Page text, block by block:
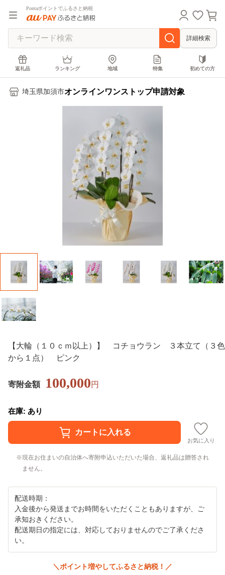
Pontaポイントでふるさと納税
詳細検索
返礼品 ランキング 地域 特集 初めての方
埼玉県加須市オンラインワンストップ申請対象
【大輪（１０ｃｍ以上）】 コチョウラン ３本立て（３色
から１点） ピンク
寄附金額 100,000円
在庫: あり
お気に入り
現在お住まいの自治体へ寄附申込いただいた場合、返礼品は贈答され
ません。
配送時期：
入金後から発送までお時間をいただくこともありますが、ご
承知おきください。
配送期日の指定には、対応しておりませんのでご了承くださ
い。
＼ポイント増やしてふるさと納税！／